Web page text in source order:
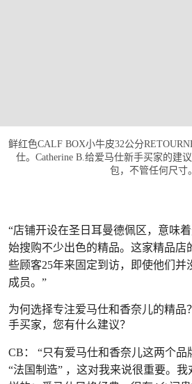
鲜红色CALF BOX小牛皮32公分
仕。Catherine B.给爱马仕新手买家的建
包，不管任何尺寸
“店铺开设在圣日耳曼德佩区，意味
始搜购不少出色的精品。这家精品店
些顾客25年来固定到访，即使他们并
成员。”
为何选择专注爱马仕和香奈儿的精品
手买家，您有什么建议？
CB： “只有爱马仕和香奈儿这两个品
“法国制造” ，这对我来说很重要。